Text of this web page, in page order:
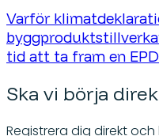
Varför
tid att ta fram en
Ska vi börja
Registrera dig direkt och